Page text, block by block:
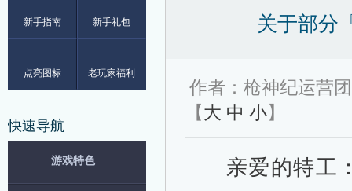
新手指南 新手礼包
点亮图标 老玩家福利
快速导航
游戏特色
关于部分
作者：枪神纪运营
【大 中 小】
亲爱的特工